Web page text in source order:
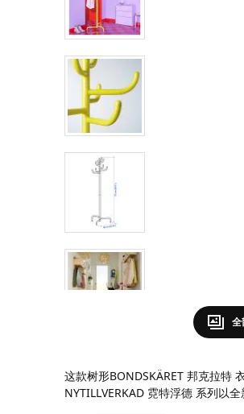
全
这款树形BONDSKÄRET 邦克拉特
NYTILLVERKAD 霓特浮德 系列以